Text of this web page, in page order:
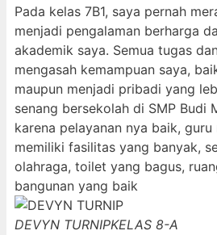
Pada kelas 7B1, saya pernah
menjadi pengalaman berharga
akademik saya. Semua tugas
mengasah kemampuan saya,
maupun menjadi pribadi yang
senang bersekolah di SMP Budi
karena pelayanan nya baik,
memiliki fasilitas yang banyak,
olahraga, toilet yang bagus,
bangunan yang baik
DEVYN TURNIPKELAS 8-A